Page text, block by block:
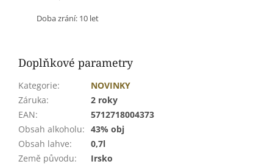
Doba zrání: 10 let
Doplňkové parametry
Kategorie:
NOVINKY
Záruka:
2 roky
EAN:
5712718004373
Obsah alkoholu: 43% obj
Obsah lahve:
0,7l
Země původu:
Irsko